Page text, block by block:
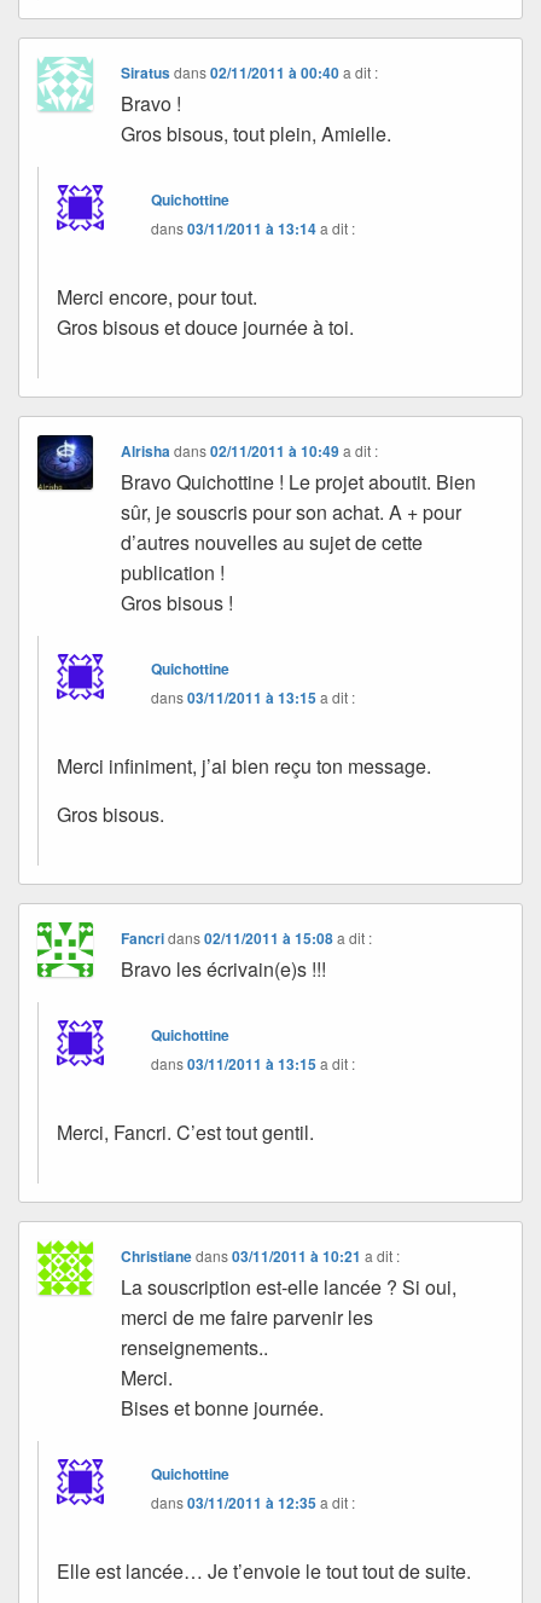
Siratusdans02/11/2011 à 00:40 a dit :
Bravo !
Gros bisous, tout plein, Amielle.
Quichottine
dans03/11/2011 à 13:14a dit :
Merci encore, pour tout.
Gros bisous et douce journée à toi.
Alrisha dans02/11/2011 à 10:49 a dit :
Bravo Quichottine ! Le projet aboutit. Bien
sûr, je souscris pour son achat. A + pour
d’autres nouvelles au sujet de cette
publication !
Gros bisous !
Quichottine
dans03/11/2011 à 13:15a dit :
Merci infiniment, j’ai bien reçu ton message.
Gros bisous.
Fancridans02/11/2011 à 15:08 a dit :
Bravo les écrivain(e)s !!!
Quichottine
dans03/11/2011 à 13:15a dit :
Merci, Fancri. C’est tout gentil.
Christianedans03/11/2011 à 10:21 a dit :
La souscription est-elle lancée ? Si oui,
merci de me faire parvenir les
renseignements..
Merci.
Bises et bonne journée.
Quichottine
dans03/11/2011 à 12:35a dit :
Elle est lancée… Je t’envoie le tout tout de suite.